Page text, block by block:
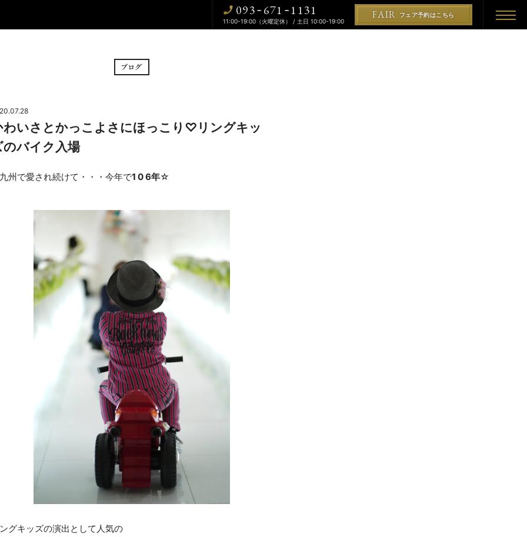
093- 671 -1131
11:00-19:00（火曜定休） / 土日 10:00-19:00
FAIR フェア予約はこちら
BRIDAL FAIR
CUISINE
料理
WAKON
ブログ
CONTACT
お問い合わせ
わいさとかっこよさにほっこり♡リングキッ
のバイク入場
州で愛され続けて・・・今年で1 0 6年☆
グキッズの演出として人気の